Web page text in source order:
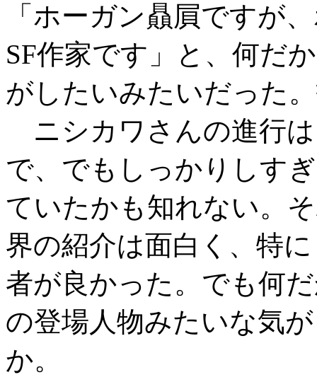
「ホーガン贔屓ですが
SF作家です」と、何だ
がしたいみたいだった
ニシカワさんの進行
で、でもしっかりしす
ていたかも知れない。
界の紹介は面白く、特
者が良かった。でも何
の登場人物みたいな気
か。